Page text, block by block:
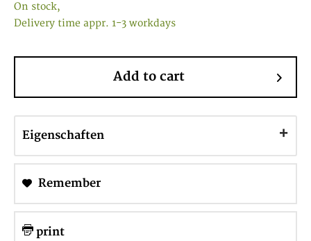
On stock,
Delivery time appr. 1-3 workdays
Add to cart
Eigenschaften
Remember
print